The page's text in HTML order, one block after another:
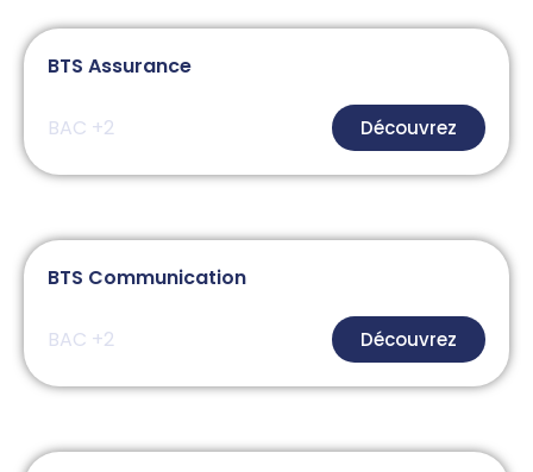
BTS Assurance
BAC +2 Découvrez
BTS Communication
BAC +2 Découvrez